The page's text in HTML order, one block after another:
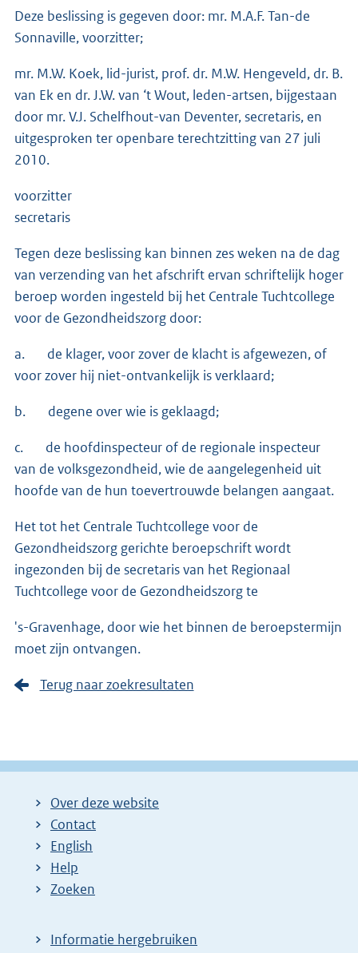
Deze beslissing is gegeven door: mr. M.A.F. Tan-de
Sonnaville, voorzitter;
mr. M.W. Koek, lid-jurist, prof. dr. M.W. Hengeveld, dr. B.
van Ek en dr. J.W. van ‘t Wout, leden-artsen, bijgestaan
door mr. V.J. Schelfhout-van Deventer, secretaris, en
uitgesproken ter openbare terechtzitting van 27 juli
2010.
voorzitter
secretaris
Tegen deze beslissing kan binnen zes weken na de dag
van verzending van het afschrift ervan schriftelijk hoger
beroep worden ingesteld bij het Centrale Tuchtcollege
voor de Gezond­heidszorg door:
a. de klager, voor zover de klacht is afgewezen, of
voor zover hij niet-ontvankelijk is verklaard;
b. degene over wie is geklaagd;
c. de hoofdinspecteur of de regionale inspecteur
van de volksgezondheid, wie de aangelegenheid uit
hoofde van de hun toevertrouwde belangen aangaat.
Het tot het Centrale Tuchtcollege voor de
Gezondheidszorg gerichte beroep­schrift wordt
ingezon­den bij de secretaris van het Regionaal
Tuchtcolle­ge voor de Gezondheidszorg te
's-Gravenhage, door wie het binnen de beroepstermijn
moet zijn ontvangen.
Terug naar zoekresultaten
Over deze website
Contact
English
Help
Zoeken
Informatie hergebruiken